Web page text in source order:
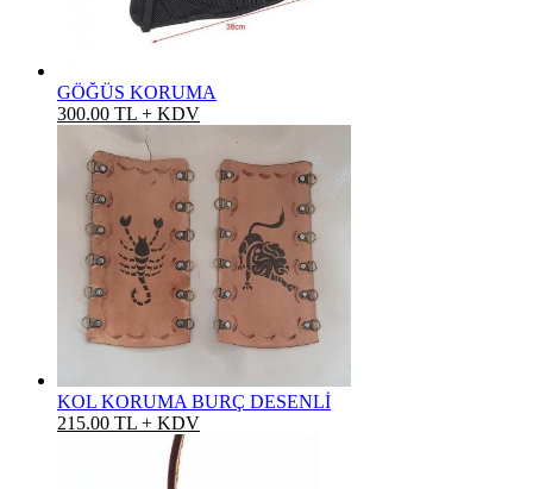
GÖĞÜS KORUMA
300.00 TL + KDV
KOL KORUMA BURÇ DESENLİ
215.00 TL + KDV